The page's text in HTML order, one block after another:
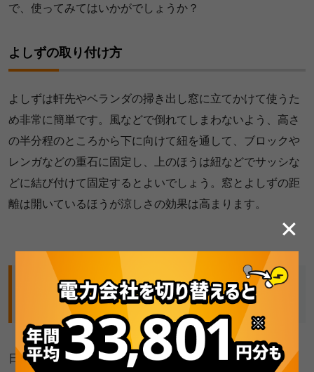
✕
で、使ってみてはいかがでしょうか？
よしずの取り付け方
よしずは軒先やベランダの掃き出し窓に立てかけて使うた
め非常に簡単です。風などで倒れてしまわないよう、高さ
の半分程のところから下に向けて紐を通して、ブロックや
レンガなどの重石に固定し、上のほうは紐などでサッシな
どに結び付けて固定するとよいでしょう。窓とよしずの距
離は開いているほうが涼しさの効果は高まります。
すだれ・よしずを上手に活用していきながら、
安く使える電気料金プランへ見直してみよう！
日光を遮り、熱は通さず涼しい風を通してくれるすだれ・